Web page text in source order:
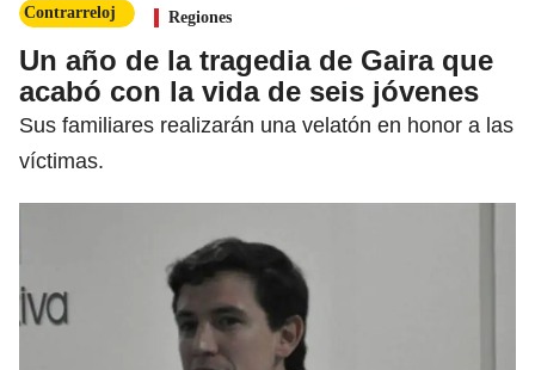
Contrarreloj Regiones
Un año de la tragedia de Gaira que
acabó con la vida de seis jóvenes
Sus familiares realizarán una velatón en honor a las
víctimas.